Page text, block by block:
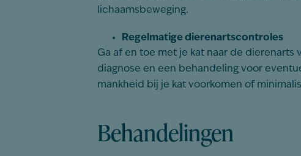
lichaamsbeweging.
Regelmatige dierenartscontroles
Ga af en toe met je kat naar de dierenarts
diagnose en een behandeling voor
mankheid bij je kat voorkomen of
Behandelingen